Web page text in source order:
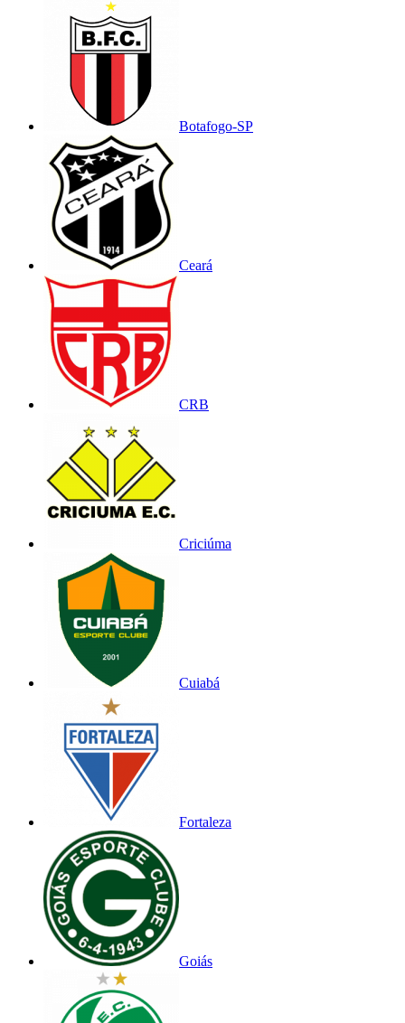
Botafogo-SP
Ceará
CRB
Criciúma
Cuiabá
Fortaleza
Goiás